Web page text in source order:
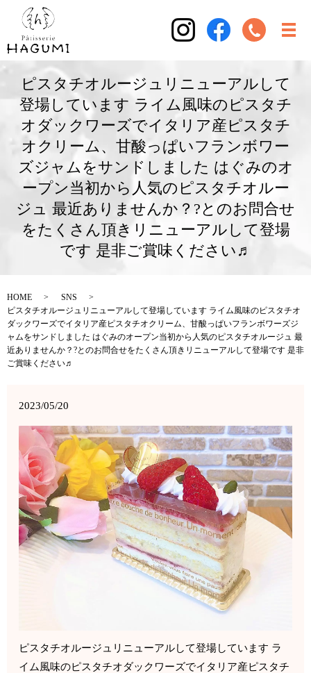
ピスタチオルージュリニューアルして
登場しています ライム風味のピスタチ
オダックワーズでイタリア産ピスタチ
オクリーム、甘酸っぱいフランボワー
ズジャムをサンドしました はぐみのオ
ープン当初から人気のピスタチオルー
ジュ 最近ありませんか？?とのお問合せ
をたくさん頂きリニューアルして登場
です 是非ご賞味ください♬
HOME
SNS
ピスタチオルージュリニューアルして登場しています ライム風味のピスタチオ
ダックワーズでイタリア産ピスタチオクリーム、甘酸っぱいフランボワーズジ
ャムをサンドしました はぐみのオープン当初から人気のピスタチオルージュ 最
近ありませんか？?とのお問合せをたくさん頂きリニューアルして登場です 是非
ご賞味ください♬
2023/05/20
ピスタチオルージュリニューアルして登場しています ラ
イム風味のピスタチオダックワーズでイタリア産ピスタチ